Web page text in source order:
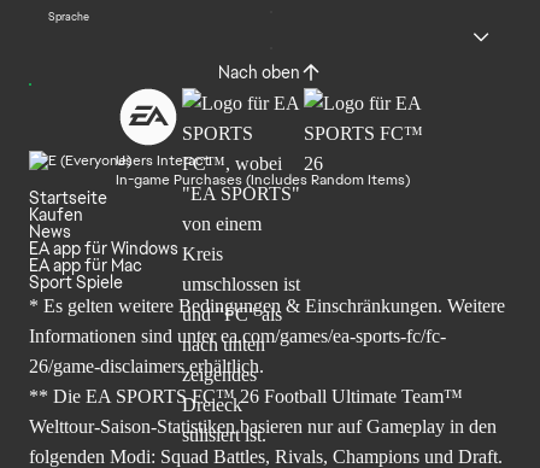
Sprache
Nach oben
Users Interact
In-game Purchases (Includes Random Items)
Startseite
Kaufen
News
EA app für Windows
EA app für Mac
Sport Spiele
* Es gelten weitere Bedingungen & Einschränkungen. Weitere
Informationen sind unterea.com/games/ea-sports-fc/fc-
26/game-disclaimers erhältlich.
** Die EA SPORTS FC™ 26 Football Ultimate Team™
Welttour-Saison-Statistiken basieren nur auf Gameplay in den
folgenden Modi: Squad Battles, Rivals, Champions und Draft.